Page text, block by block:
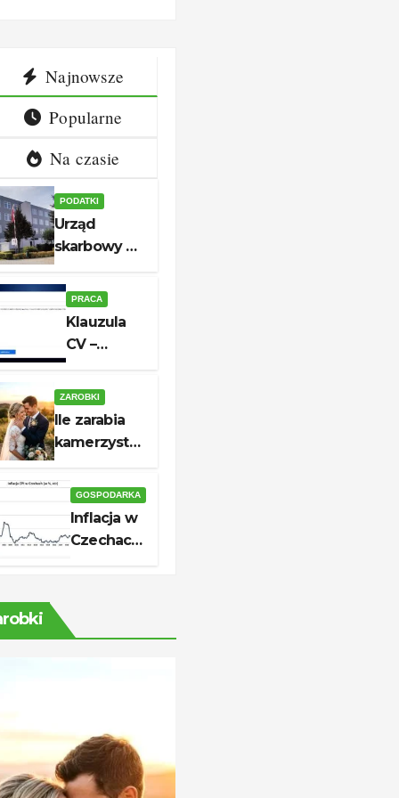
Najnowsze
Popularne
Na czasie
PODATKI
Urząd
skarbowy w
Białogardzie
– adres,
godziny i
kontakt
PRACA
Klauzula
CV –
aktualny
wzór do
skutecznej
ZAROBKI
Ile zarabia
kamerzysta?
Stawki i
realne
zarobki
GOSPODARKA
Inflacja w
Czechach
oznacza